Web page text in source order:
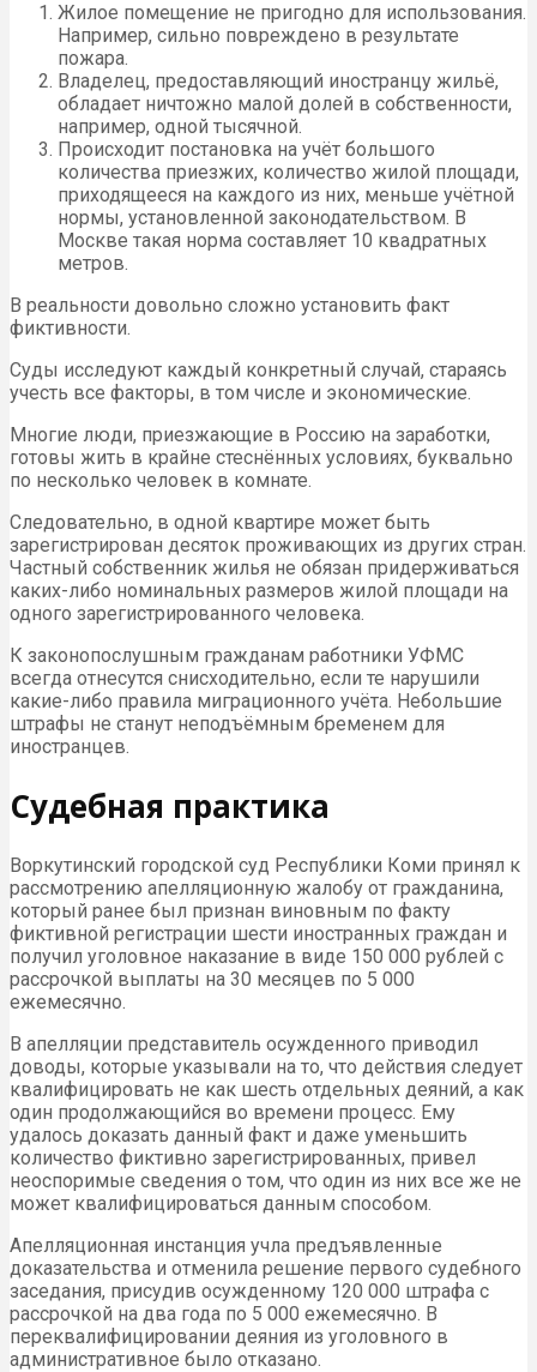
Жилое помещение не пригодно для использования.
Например, сильно повреждено в результате
пожара.
Владелец, предоставляющий иностранцу жильё,
обладает ничтожно малой долей в собственности,
например, одной тысячной.
Происходит постановка на учёт большого
количества приезжих, количество жилой площади,
приходящееся на каждого из них, меньше учётной
нормы, установленной законодательством. В
Москве такая норма составляет 10 квадратных
метров.
В реальности довольно сложно установить факт
фиктивности.
Суды исследуют каждый конкретный случай, стараясь
учесть все факторы, в том числе и экономические.
Многие люди, приезжающие в Россию на заработки,
готовы жить в крайне стеснённых условиях, буквально
по несколько человек в комнате.
Следовательно, в одной квартире может быть
зарегистрирован десяток проживающих из других стран.
Частный собственник жилья не обязан придерживаться
каких-либо номинальных размеров жилой площади на
одного зарегистрированного человека.
К законопослушным гражданам работники УФМС
всегда отнесутся снисходительно, если те нарушили
какие-либо правила миграционного учёта. Небольшие
штрафы не станут неподъёмным бременем для
иностранцев.
Судебная практика
Воркутинский городской суд Республики Коми принял к
рассмотрению апелляционную жалобу от гражданина,
который ранее был признан виновным по факту
фиктивной регистрации шести иностранных граждан и
получил уголовное наказание в виде 150 000 рублей с
рассрочкой выплаты на 30 месяцев по 5 000
ежемесячно.
В апелляции представитель осужденного приводил
доводы, которые указывали на то, что действия следует
квалифицировать не как шесть отдельных деяний, а как
один продолжающийся во времени процесс. Ему
удалось доказать данный факт и даже уменьшить
количество фиктивно зарегистрированных, привел
неоспоримые сведения о том, что один из них все же не
может квалифицироваться данным способом.
Апелляционная инстанция учла предъявленные
доказательства и отменила решение первого судебного
заседания, присудив осужденному 120 000 штрафа с
рассрочкой на два года по 5 000 ежемесячно. В
переквалифицировании деяния из уголовного в
административное было отказано.